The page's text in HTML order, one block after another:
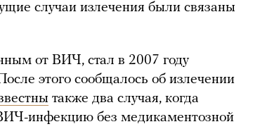
случаи излечения были связаны
от ВИЧ, стал в 2007 году
этого сообщалось об излечении
также два случая, когда
инфекцию без медикаментозной